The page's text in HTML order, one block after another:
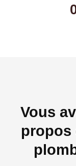
Vous
propos